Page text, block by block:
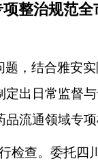
整治规范全
，结合雅安
出日常监督
品流通领域专
检查。委托四